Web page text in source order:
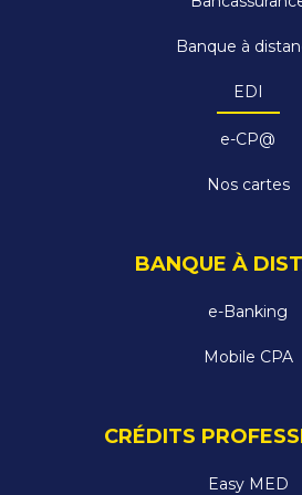
Banque à
EDI
e-CP@
Nos cartes
BANQUE À
e-Banking
Mobile CPA
CRÉDITS
Easy MED